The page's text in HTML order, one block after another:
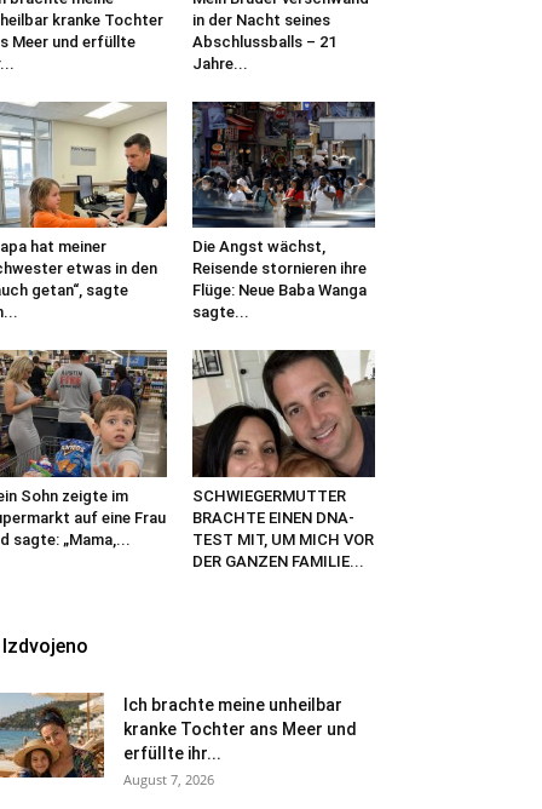
kranke Tochter
Meer und erfüllte
in der Nacht seines
Abschlussballs – 21
Jahre...
hat meiner
etwas in den
getan“, sagte
Die Angst wächst,
Reisende stornieren ihre
Flüge: Neue Baba Wanga
sagte...
Sohn zeigte im
auf eine Frau
sagte: „Mama,...
SCHWIEGERMUTTER
BRACHTE EINEN DNA-
TEST MIT, UM MICH VOR
DER GANZEN FAMILIE...
Izdvojeno
Ich brachte meine unheilbar
kranke Tochter ans Meer und
erfüllte ihr...
August 7, 2026